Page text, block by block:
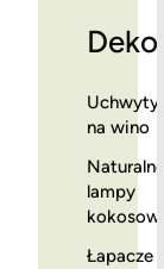
Uchwyty
na wino
Naturalne
lampy
kokosowe
Łapacze